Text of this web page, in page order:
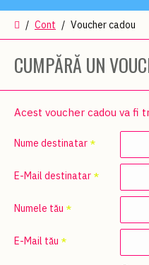
Cont Voucher cadou
CUMPĂRĂ UN
Acest voucher cadou va fi
Nume destinatar
E-Mail destinatar
Numele tău
E-Mail tău